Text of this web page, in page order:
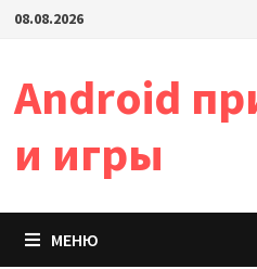
Перейти
08.08.2026
Android
и игры
МЕНЮ